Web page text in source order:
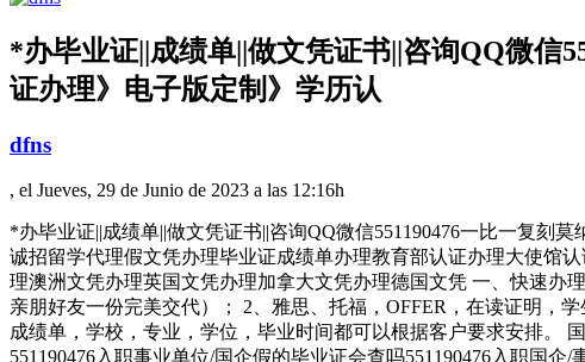
*办毕业证||成绩单||做文凭证书||咨询QQ微信
证办理》电子版定制》学历认
dfns
, el Jueves, 29 de Junio de 2023 a las 12:16h
*办毕业证||成绩单||做文凭证书||咨询QQ微信551190476一比一复刻
诚招留学代理假文凭办理毕业证成绩单办理教育部认证办理大使馆
理澳洲文凭办理英国文凭办理加拿大文凭办理德国文凭 一、快速办
亲朋好友一份完美交代）； 2、雅思、托福，OFFER，在读证明，
成绩单，学校，专业，学位，毕业时间都可以根据客户要求安排。
551190476入职事业单位/国企假的毕业证会查吗551190476入职国